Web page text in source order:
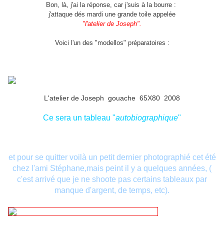
Bon, là, j'ai la réponse, car j'suis à la bourre :
j'attaque dés mardi une grande toile appelée
"l'atelier de Joseph".
Voici l'un des "modellos" préparatoires :
L'atelier de Joseph gouache 65X80 2008
Ce sera un tableau "autobiographique"
et pour se quitter voilà un petit dernier photographié cet été
chez l'ami Stéphane,mais peint il y a quelques années, (
c'est arrivé que je ne shoote pas certains tableaux par
manque d'argent, de temps, etc).